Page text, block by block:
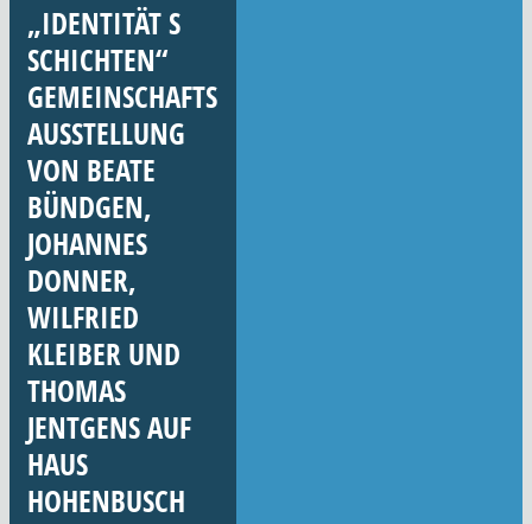
„IDENTITÄT S
SCHICHTEN“
GEMEINSCHAFTS
AUSSTELLUNG
VON BEATE
BÜNDGEN,
JOHANNES
DONNER,
WILFRIED
KLEIBER UND
THOMAS
JENTGENS AUF
HAUS
HOHENBUSCH